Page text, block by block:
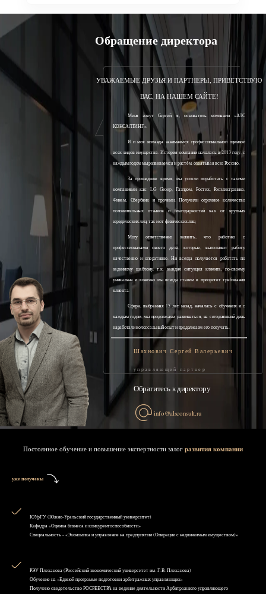
Обращение директора
УВАЖАЕМЫЕ ДРУЗЬЯ И ПАРТНЕРЫ, ПРИВЕТСТВУЮ
ВАС, НА НАШЕМ САЙТЕ!
Меня зовут Сергей, я, основатель компании «АЛС
КОНСАЛТИНГ».
Я и моя команда занимаемся профессиональной оценкой
всех видов имущества. История компании началась в 2013 году, с
каждым годом мы развиваемся и растём, охватывая всю Россию.
За прошедшее время, мы успели поработать с такими
компаниями как: LG Group, Газпром, Ростех, Росэлектроника,
Финам, Сбербанк и прочими. Получили огромное количество
положительных отзывов и благодарностей как от крупных
юридических лиц, так и от физических лиц.
Могу ответственно заявить, что работаю с
профессионалами своего дела, которые, выполняют работу
качественно и оперативно. Ни всегда получается работать по
заданному шаблону, т.к. каждая ситуация клиента, по-своему
уникальна и конечно мы всегда ставим в приоритет требования
клиента.
Сфера, выбранная 15 лет назад, началась с обучения и с
каждым годом, мы продолжаем развиваться, на сегодняшний день
наработали колоссальный опыт и продолжаем его получать.
Шахнович Сергей Валерьевич
управляющий партнер
Обратитесь к директору
info@alsconsult.ru
Постоянное обучение и повышение экспертности залог развития компании
уже получены
ЮУрГУ (Южно-Уральский государственный университет)
Кафедра «Оценка бизнеса и конкурентоспособности»
Специальность - «Экономика и управление на предприятии (Операции с недвижимым имуществом)»
РЭУ Плеханова (Российский экономический университет им. Г.В. Плеханова)
Обучение на «Единой программе подготовки арбитражных управляющих»
Получено свидетельство РОСРЕЕСТРА на ведение деятельности Арбитражного управляющего